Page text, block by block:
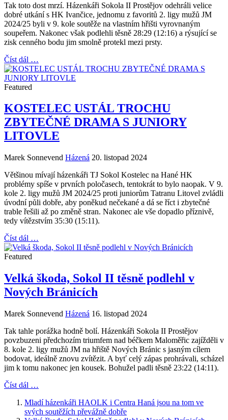
Tak toto dost mrzí. Házenkáři Sokola II Prostějov odehráli velice
dobré utkání s HK Ivančice, jednomu z favoritů 2. ligy mužů JM
2024/25 byli v 9. kole soutěže na vlastním hřišti vyrovnaným
soupeřem. Nakonec však podlehli těsně 28:29 (12:16) a rýsující se
zisk cenného bodu jim smolně protekl mezi prsty.
Číst dál …
Featured
KOSTELEC USTÁL TROCHU
ZBYTEČNÉ DRAMA S JUNIORY
LITOVLE
Marek Sonnevend Házená 20. listopad 2024
Většinou mívají házenkáři TJ Sokol Kostelec na Hané HK
problémy spíše v prvních poločasech, tentokrát to bylo naopak. V 9.
kole 2. ligy mužů JM 2024/25 proti juniorům Tatranu Litovel zvládli
úvodní půli dobře, aby poněkud nečekané a dá se říct i zbytečné
trable řešili až po změně stran. Nakonec ale vše dopadlo příznivě,
tedy vítězstvím 35:30 (15:11).
Číst dál …
Featured
Velká škoda, Sokol II těsně podlehl v
Nových Bránicích
Marek Sonnevend Házená 16. listopad 2024
Tak tahle porážka hodně bolí. Házenkáři Sokola II Prostějov
povzbuzeni předchozím triumfem nad béčkem Maloměřic zajížděli v
8. kole 2. ligy mužů JM na hřiště Nových Bránic s jasným cílem
bodovat, ideálně znovu zvítězit. A byť celý zápas prohrávali, scházel
jim k tomu nakonec jen kousek. Bohužel padli těsně 23:22 (14:11).
Číst dál …
Mladí házenkáři HAOLK i Centra Haná jsou na tom ve
svých soutěžích převážně dobře